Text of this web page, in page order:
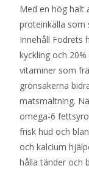
Med en hög halt
proteinkälla som
Innehåll Fodrets
kyckling och
vitaminer som
grönsakerna
matsmältning.
omega-6
frisk hud och
och kalcium
hålla tänder och